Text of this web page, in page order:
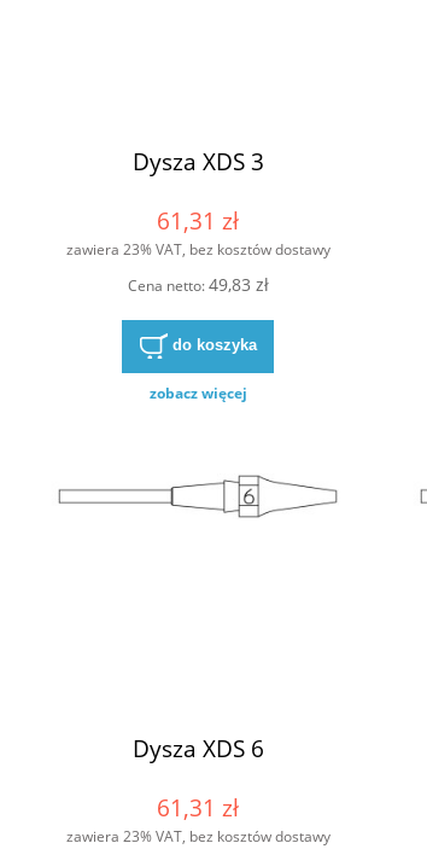
Dysza XDS 3
61,31 zł
zawiera 23% VAT, bez kosztów dostawy
Cena netto:49,83 zł
do koszyka
zobacz więcej
Dysza XDS 6
61,31 zł
zawiera 23% VAT, bez kosztów dostawy